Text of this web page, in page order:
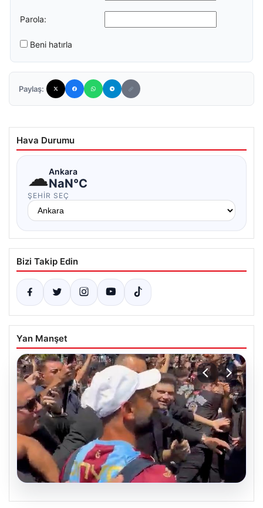
Parola:
Beni hatırla
Paylaş:
Hava Durumu
☁Ankara
NaN°C
ŞEHIR SEÇ
Bizi Takip Edin
Yan Manşet
05.08.2026